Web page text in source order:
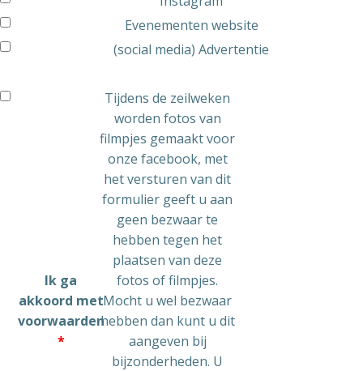
Evenementen website
(social media) Advertentie
Ik ga
akkoord met
voorwaarden
*
Tijdens de zeilweken
worden fotos van
filmpjes gemaakt voor
onze facebook, met
het versturen van dit
formulier geeft u aan
geen bezwaar te
hebben tegen het
plaatsen van deze
fotos of filmpjes.
Mocht u wel bezwaar
hebben dan kunt u dit
aangeven bij
bijzonderheden. U